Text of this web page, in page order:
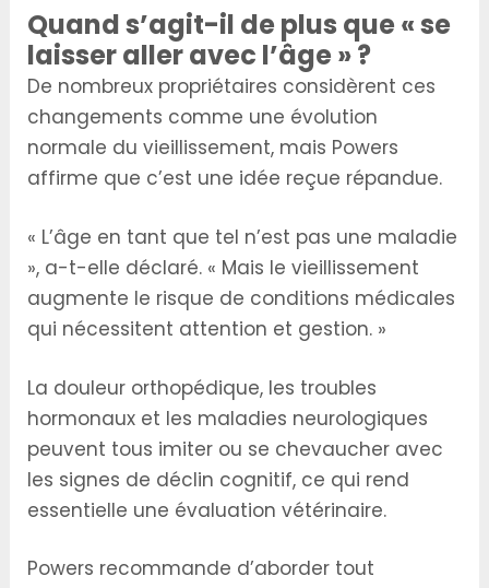
Quand s’agit-il de plus que « se
laisser aller avec l’âge » ?
De nombreux propriétaires considèrent ces
changements comme une évolution
normale du vieillissement, mais Powers
affirme que c’est une idée reçue répandue.
« L’âge en tant que tel n’est pas une maladie
», a-t-elle déclaré. « Mais le vieillissement
augmente le risque de conditions médicales
qui nécessitent attention et gestion. »
La douleur orthopédique, les troubles
hormonaux et les maladies neurologiques
peuvent tous imiter ou se chevaucher avec
les signes de déclin cognitif, ce qui rend
essentielle une évaluation vétérinaire.
Powers recommande d’aborder tout